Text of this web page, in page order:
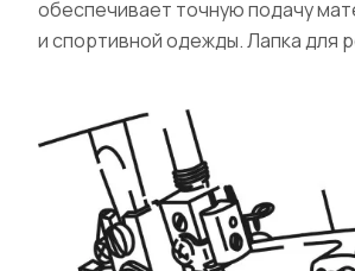
обеспечивает точную подачу
и спортивной одежды. Лапка для